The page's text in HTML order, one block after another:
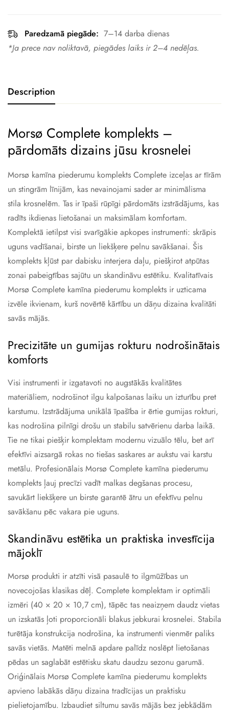
Paredzamā piegāde: 7–14 darba dienas
*Ja prece nav noliktavā, piegādes laiks ir 2–4 nedēļas.
Description
Morsø Complete komplekts –
pārdomāts dizains jūsu krosnelei
Morsø kamīna piederumu komplekts Complete izceļas ar tīrām
un stingrām līnijām, kas nevainojami sader ar minimālisma
stila krosnelēm. Tas ir īpaši rūpīgi pārdomāts izstrādājums, kas
radīts ikdienas lietošanai un maksimālam komfortam.
Komplektā ietilpst visi svarīgākie apkopes instrumenti: skrāpis
uguns vadīšanai, birste un liekšķere pelnu savākšanai. Šis
komplekts kļūst par dabisku interjera daļu, piešķirot atpūtas
zonai pabeigtības sajūtu un skandināvu estētiku. Kvalitatīvais
Morsø Complete kamīna piederumu komplekts ir uzticama
izvēle ikvienam, kurš novērtē kārtību un dāņu dizaina kvalitāti
savās mājās.
Precizitāte un gumijas rokturu nodrošinātais
komforts
Visi instrumenti ir izgatavoti no augstākās kvalitātes
materiāliem, nodrošinot ilgu kalpošanas laiku un izturību pret
karstumu. Izstrādājuma unikālā īpašība ir ērtie gumijas rokturi,
kas nodrošina pilnīgi drošu un stabilu satvērienu darba laikā.
Tie ne tikai piešķir komplektam modernu vizuālo tēlu, bet arī
efektīvi aizsargā rokas no tiešas saskares ar aukstu vai karstu
metālu. Profesionālais Morsø Complete kamīna piederumu
komplekts ļauj precīzi vadīt malkas degšanas procesu,
savukārt liekšķere un birste garantē ātru un efektīvu pelnu
savākšanu pēc vakara pie uguns.
Skandināvu estētika un praktiska investīcija
mājoklī
Morsø produkti ir atzīti visā pasaulē to ilgmūžības un
novecojošas klasikas dēļ. Complete komplektam ir optimāli
izmēri (40 × 20 × 10,7 cm), tāpēc tas neaizņem daudz vietas
un izskatās ļoti proporcionāli blakus jebkurai krosnelei. Stabila
turētāja konstrukcija nodrošina, ka instrumenti vienmēr paliks
savās vietās. Matēti melnā apdare palīdz noslēpt lietošanas
pēdas un saglabāt estētisku skatu daudzu sezonu garumā.
Oriģinālais Morsø Complete kamīna piederumu komplekts
apvieno labākās dāņu dizaina tradīcijas un praktisku
pielietojamību. Izbaudiet siltumu savās mājās bez jebkādām